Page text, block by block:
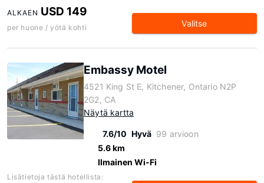
ALKAEN USD 149
per huone / yötä kohti Valitse
Embassy Motel
4521 King St E, Kitchener, Ontario N2P
2G2, CA
Näytä kartta
7.6/10 Hyvä 99 arvioon
5.6 km
Ilmainen Wi-Fi
Lisätietoja tästä hotellista: